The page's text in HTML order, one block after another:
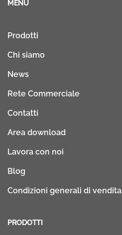
MENU
Prodotti
Chi siamo
News
Rete Commerciale
Contatti
Area download
Lavora con noi
Blog
Condizioni generali di vendita
PRODOTTI